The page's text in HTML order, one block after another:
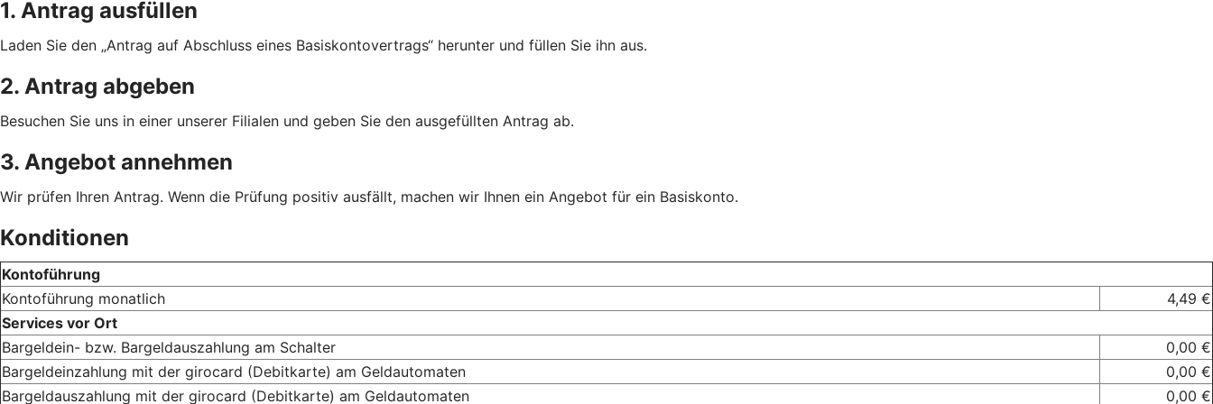
1. Antrag ausfüllen
Laden Sie den „Antrag auf Abschluss eines Basiskontovertrags“ herunter und füllen Sie ihn aus.
2. Antrag abgeben
Besuchen Sie uns in einer unserer Filialen und geben Sie den ausgefüllten Antrag ab.
3. Angebot annehmen
Wir prüfen Ihren Antrag. Wenn die Prüfung positiv ausfällt, machen wir Ihnen ein Angebot für ein Basiskonto.
Konditionen
Kontoführung
Kontoführung monatlich
4,49 €
Services vor Ort
Bargeldein- bzw. Bargeldauszahlung am Schalter
0,00 €
Bargeldeinzahlung mit der girocard (Debitkarte) am Geldautomaten
0,00 €
Bargeldauszahlung mit der girocard (Debitkarte) am Geldautomaten
0,00 €